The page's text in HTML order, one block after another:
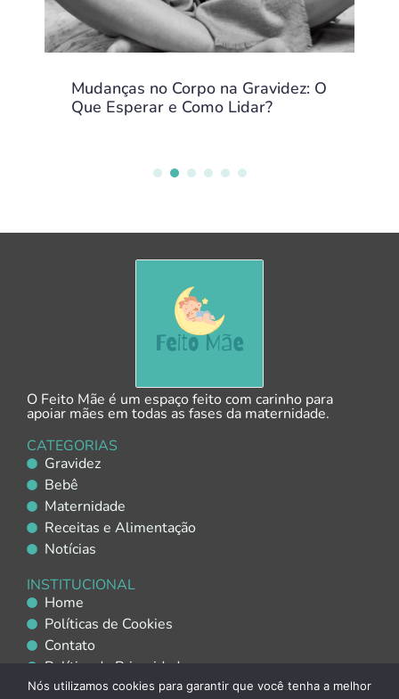
Mudanças no Corpo na Gravidez: O
Que Esperar e Como Lidar?
O Feito Mãe é um espaço feito com carinho para
apoiar mães em todas as fases da maternidade.
CATEGORIAS
Gravidez
Bebê
Maternidade
Receitas e Alimentação
Notícias
INSTITUCIONAL
Home
Políticas de Cookies
Contato
Política de Privacidade
Política de Uso de IA
Nós utilizamos cookies para garantir que você tenha a melhor